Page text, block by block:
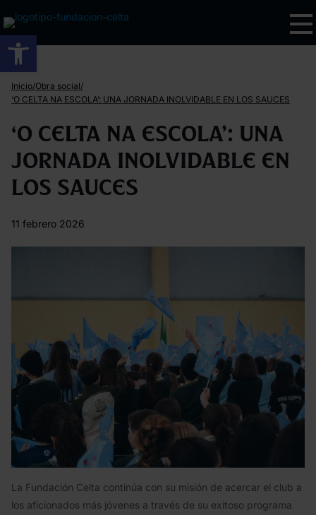
Abrir barra de herramientas
Inicio/Obra social/
‘O CELTA NA ESCOLA’: UNA JORNADA INOLVIDABLE EN LOS SAUCES
‘O CELTA NA ESCOLA’: UNA
JORNADA INOLVIDABLE EN
LOS SAUCES
11 febrero 2026
La Fundación Celta continúa con su misión de acercar el club a
los aficionados más jóvenes a través de su exitoso programa